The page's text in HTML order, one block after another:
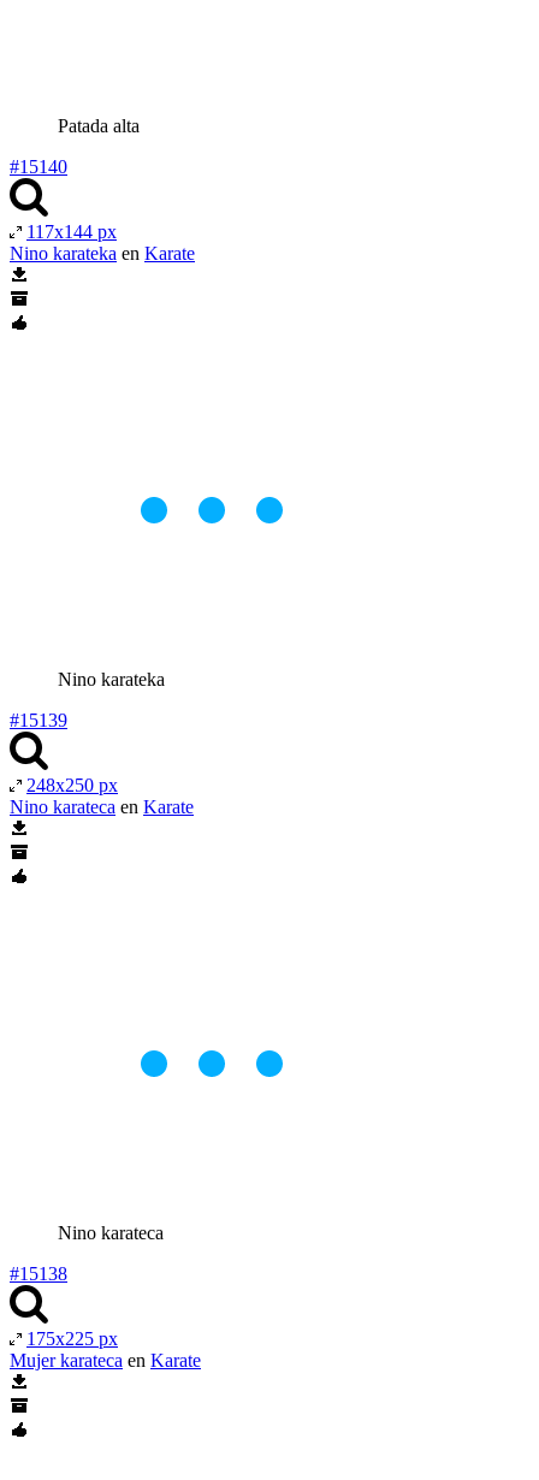
Patada alta
#15140
117x144 px
Nino karateka en Karate
Nino karateka
#15139
248x250 px
Nino karateca en Karate
Nino karateca
#15138
175x225 px
Mujer karateca en Karate